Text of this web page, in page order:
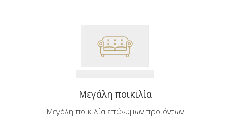
Μεγάλη ποικιλία
Μεγάλη ποικιλία επώνυμων προϊόντων